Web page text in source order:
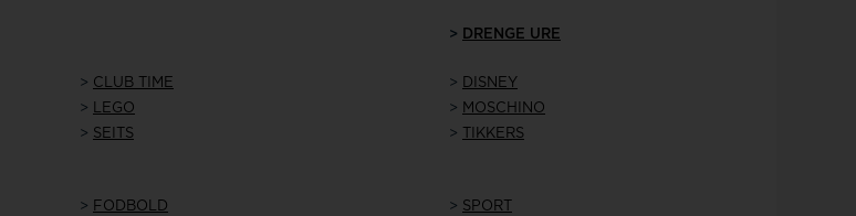
Kenneth cole
Rosefield
> DRENGE URE
> CLUB TIME > DISNEY
> LEGO >
MOSCHINO
> SEITS > TIKKERS
> FODBOLD > ​​​​ SPORT